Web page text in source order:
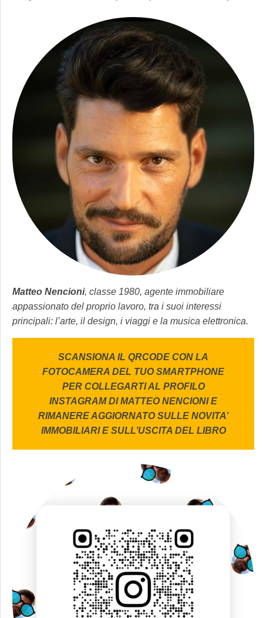
Matteo Nencioni, classe 1980, agente immobiliare
appassionato del proprio lavoro, tra i suoi interessi
principali: l’arte, il design, i viaggi e la musica elettronica.
SCANSIONA IL QRCODE CON LA
FOTOCAMERA DEL TUO SMARTPHONE
PER COLLEGARTI AL PROFILO
INSTAGRAM DI MATTEO NENCIONI E
RIMANERE AGGIORNATO SULLE NOVITA’
IMMOBILIARI E SULL’USCITA DEL LIBRO